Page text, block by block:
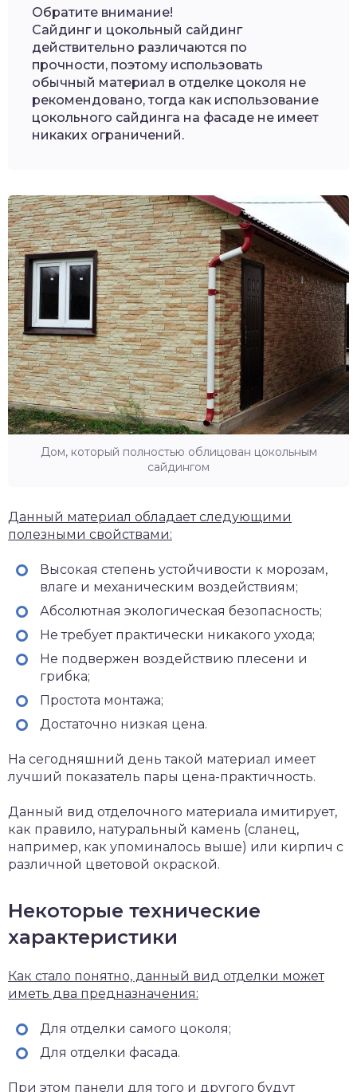
Обратите внимание!
Сайдинг и цокольный сайдинг
действительно различаются по
прочности, поэтому использовать
обычный материал в отделке цоколя не
рекомендовано, тогда как использование
цокольного сайдинга на фасаде не имеет
никаких ограничений.
Дом, который полностью облицован цокольным
сайдингом
Данный материал обладает следующими
полезными свойствами:
Высокая степень устойчивости к морозам,
влаге и механическим воздействиям;
Абсолютная экологическая безопасность;
Не требует практически никакого ухода;
Не подвержен воздействию плесени и
грибка;
Простота монтажа;
Достаточно низкая цена.
На сегодняшний день такой материал имеет
лучший показатель пары цена-практичность.
Данный вид отделочного материала имитирует,
как правило, натуральный камень (сланец,
например, как упоминалось выше) или кирпич с
различной цветовой окраской.
Некоторые технические
характеристики
Как стало понятно, данный вид отделки может
иметь два предназначения:
Для отделки самого цоколя;
Для отделки фасада.
При этом панели для того и другого будут